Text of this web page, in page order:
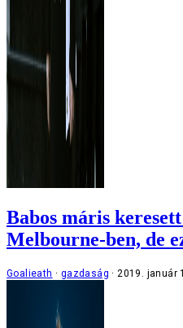
Babos máris
Melbourne-ben, de
Goalieath gazdaság 2019. január